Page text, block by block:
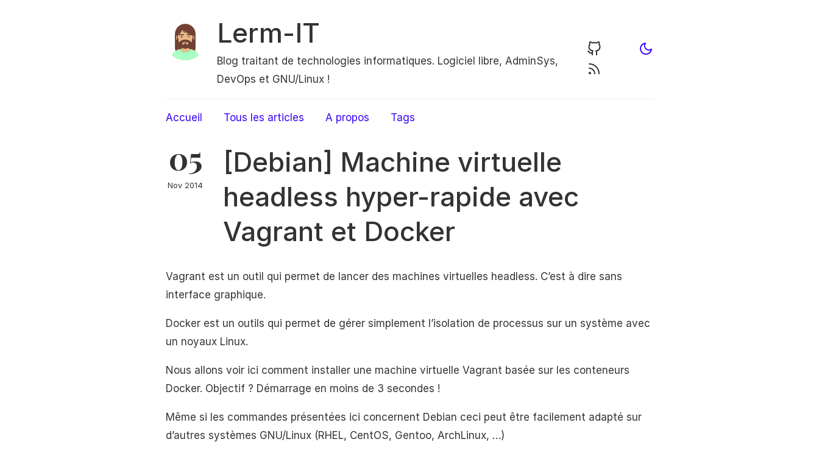
Lerm-IT
Blog traitant de technologies informatiques. Logiciel libre, AdminSys,
DevOps et GNU/Linux !
Accueil Tous les articles A propos Tags
05
Nov 2014
[Debian] Machine virtuelle
headless hyper-rapide avec
Vagrant et Docker
Vagrant est un outil qui permet de lancer des machines virtuelles headless. C’est à dire sans
interface graphique.
Docker est un outils qui permet de gérer simplement l’isolation de processus sur un système avec
un noyaux Linux.
Nous allons voir ici comment installer une machine virtuelle Vagrant basée sur les conteneurs
Docker. Objectif ? Démarrage en moins de 3 secondes !
Même si les commandes présentées ici concernent Debian ceci peut être facilement adapté sur
d’autres systèmes GNU/Linux (RHEL, CentOS, Gentoo, ArchLinux, …)